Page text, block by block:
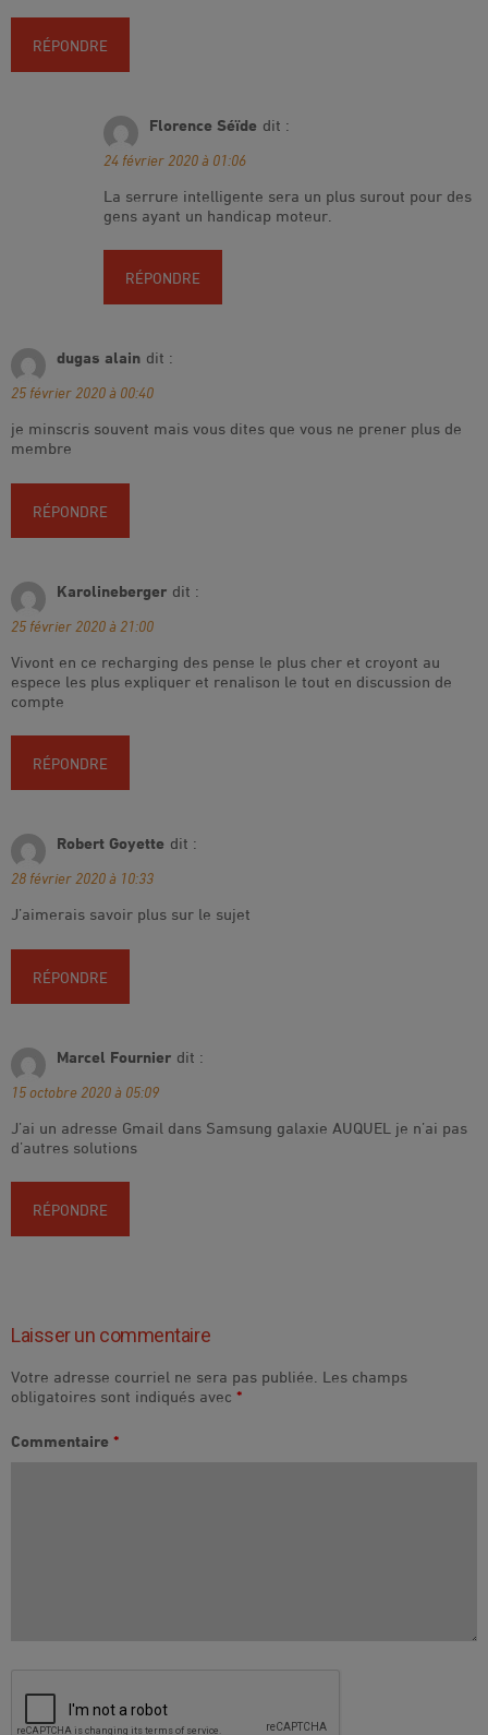
RÉPONDRE
Florence Séïde dit :
24 février 2020 à 01:06
La serrure intelligente sera un plus surout pour des
gens ayant un handicap moteur.
RÉPONDRE
dugas alain dit :
25 février 2020 à 00:40
je minscris souvent mais vous dites que vous ne prener plus de
membre
RÉPONDRE
Karolineberger dit :
25 février 2020 à 21:00
Vivont en ce recharging des pense le plus cher et croyont au
espece les plus expliquer et renalison le tout en discussion de
compte
RÉPONDRE
Robert Goyette dit :
28 février 2020 à 10:33
J’aimerais savoir plus sur le sujet
RÉPONDRE
Marcel Fournier dit :
15 octobre 2020 à 05:09
J’ai un adresse Gmail dans Samsung galaxie AUQUEL je n’ai pas
d’autres solutions
RÉPONDRE
Laisser un commentaire
Votre adresse courriel ne sera pas publiée. Les champs
obligatoires sont indiqués avec *
Commentaire *